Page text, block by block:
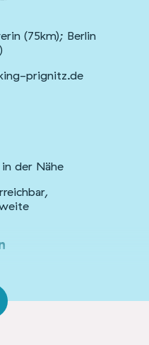
(75km); Berlin
prignitz.de
der Nähe